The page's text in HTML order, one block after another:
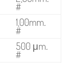
#
1,00mm.
#
500 μm.
#